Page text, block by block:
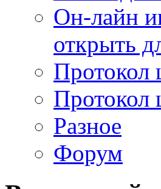
Он-лайн
открыть
Протокол
Протокол
Разное
Форум